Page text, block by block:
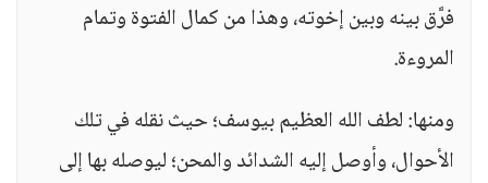
فرَّق بينه وبين إخوته، وهذا من كمال الفتوة وتمام
المروءة.
ومنها: لطف الله العظيم بيوسف؛ حيث نقله في تلك
الأحوال، وأوصل إليه الشدائد والمحن؛ ليوصله بها إلى